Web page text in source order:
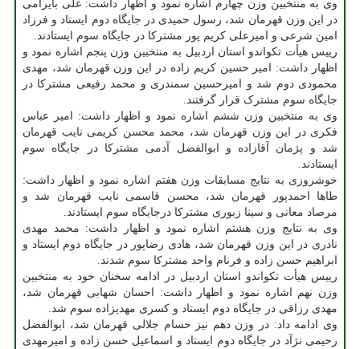
وی به منتخبین وزن چهارم اشاره نمود و اظهار داشت: علی بایرامی
در این وزن قهرمان شد، رسول حمیدی در جایگاه دوم ایستاد و فرزاد
امین شرعی و امیرعلی کریم پور مشترکا در جایگاه سوم ایستادند.
رییس هیأت تکواندو استان اردبیل به منتخبین وزن پنجم اشاره نمود و
اظهار داشت: امیر حسین کریم زاده در این وزن قهرمان شد، مهدی
محمودی دوم شد و امیرحسین سمندری و محمد رفیعی مشترکا در
جایگاه سوم مشترک قرار گرفتند.
وی به منتخبین وزن ششم اشاره نمود و اظهار داشت: امیر عباس
فکری در این وزن قهرمان شد، محمد محسن کریمی نایب قهرمان
شد و پژمان آقازاده و ابوالفضل آدمی مشترکا در جایگاه سوم
ایستادند.
خوشروزی به نتایج مسابقات وزن هفتم اشاره نمود و اظهار داشت:
طاها احمدپور قهرمان شد، محسن قاسمی نایب قهرمان شد و
مرصاد معانی و سینا زبوری مشترکا درجایگاه سوم ایستادند.
وی به نتایج وزن هشتم اشاره نمود و اظهار داشت: محمد مهدی
نادری در این وزن قهرمان شد، هادی رضاپور در جایگاه دوم ایستاد و
ابراهیم حسن زاده و فرنام واحد مشترکا سوم شدند.
رییس هیأت تکواندو استان اردبیل در ادامه سخنان خود به منتخبین
وزن نهم اشاره نمود و اظهار داشت: احسان شهابی قهرمان شد،
مهدی رزاقی در جایگاه دوم ایستاد و کسری مهدیزاده سوم شد.
وی ادامه داد: در وزن دهم نیز حسام جلالی قهرمان شد، ابوالفضل
رحیمی نژآد در جایگاه دوم ایستاد و اسماعیل حسن زاده و امیرمهدی